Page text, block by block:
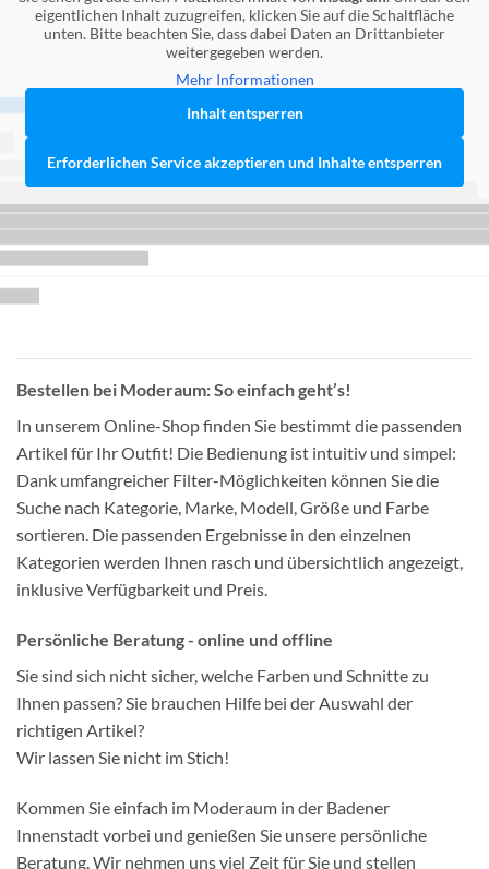
eigentlichen Inhalt zuzugreifen, klicken Sie auf die Schaltfläche
unten. Bitte beachten Sie, dass dabei Daten an Drittanbieter
weitergegeben werden.
Mehr Informationen
Inhalt entsperren
Erforderlichen Service akzeptieren und Inhalte entsperren
Bestellen bei Moderaum: So einfach geht’s!
In unserem Online-Shop finden Sie bestimmt die passenden
Artikel für Ihr Outfit! Die Bedienung ist intuitiv und simpel:
Dank umfangreicher Filter-Möglichkeiten können Sie die
Suche nach Kategorie, Marke, Modell, Größe und Farbe
sortieren. Die passenden Ergebnisse in den einzelnen
Kategorien werden Ihnen rasch und übersichtlich angezeigt,
inklusive Verfügbarkeit und Preis.
Persönliche Beratung - online und offline
Sie sind sich nicht sicher, welche Farben und Schnitte zu
Ihnen passen? Sie brauchen Hilfe bei der Auswahl der
richtigen Artikel?
Wir lassen Sie nicht im Stich!
Kommen Sie einfach im Moderaum in der Badener
Innenstadt vorbei und genießen Sie unsere persönliche
Beratung. Wir nehmen uns viel Zeit für Sie und stellen